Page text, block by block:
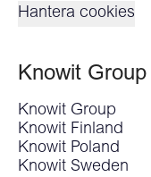
Hantera cookies
Knowit Group
Knowit Group
Knowit Finland
Knowit Poland
Knowit Sweden